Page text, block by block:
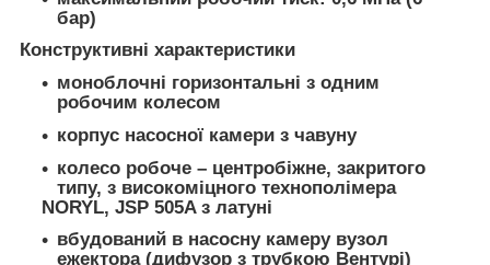
бар)
Конструктивні характеристики
моноблочні горизонтальні з одним
робочим колесом
корпус насосної камери з чавуну
колесо робоче – центробіжне, закритого
типу, з високоміцного технополімера
NORYL, JSP 505A з латуні
вбудований в насосну камеру вузол
ежектора (дифузор з трубкою Вентурі)